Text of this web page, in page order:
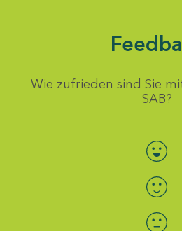
Wie zufrieden sind Sie
SAB?